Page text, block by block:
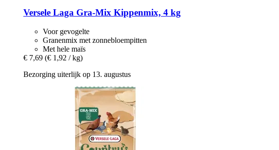
Versele Laga Gra-​Mix Kippenmix, 4 kg
Voor gevogelte
Granenmix met zonnebloempitten
Met hele maïs
€ 7,69 (€ 1,92 / kg)
Bezorging uiterlijk op 13. augustus